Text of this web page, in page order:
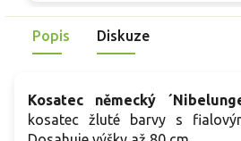
Popis Diskuze
Kosatec německý
kosatec žluté barvy s